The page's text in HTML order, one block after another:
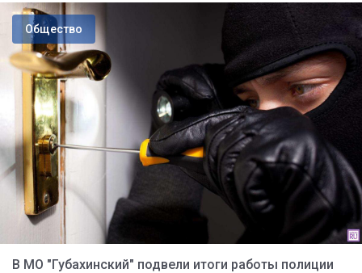
Общество
В МО "Губахинский" подвели итоги работы полиции